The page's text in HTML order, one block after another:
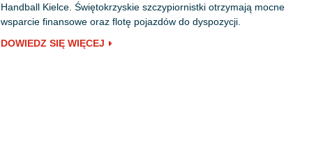
Handball Kielce. Świętokrzyskie szczypiornistki otrzymają mocne
wsparcie finansowe oraz flotę pojazdów do dyspozycji.
DOWIEDZ SIĘ WIĘCEJ